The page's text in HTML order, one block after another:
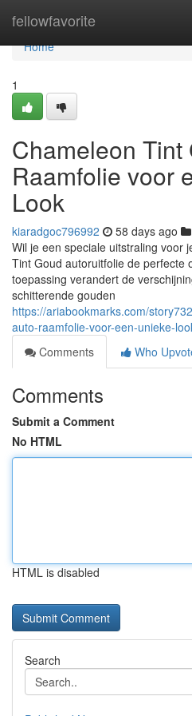
fellowfavorite
Home
Home
1
Chameleon Tint
Raamfolie voor
Look
kiaradgoc796992 58 days ago
Wil je een speciale uitstraling voor
Tint Goud autoruitfolie de perfecte
toepassing verandert de
schitterende gouden
https://ariabookmarks.com/
auto-raamfolie-voor-een-unieke-
Comments
Who
Comments
Submit a Comment
No HTML
HTML is disabled
Search